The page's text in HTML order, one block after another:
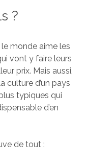
?
monde aime les
vont y faire leurs
prix. Mais aussi,
culture d’un pays
typiques qui
d’en
de tout :